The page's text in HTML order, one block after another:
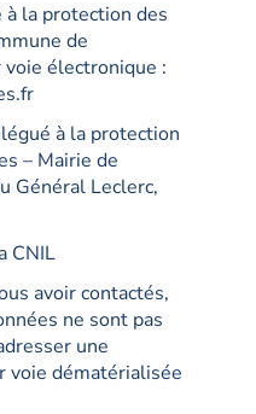
la protection des
de
électronique :
à la protection
– Mairie de
Général Leclerc,
CNIL
avoir contactés,
ne sont pas
une
voie dématérialisée